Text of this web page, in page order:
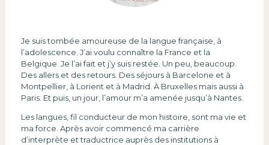
Je suis tombée amoureuse de la langue française, à
l’adolescence. J’ai voulu connaître la France et la
Belgique. Je l’ai fait et j’y suis restée. Un peu, beaucoup.
Des allers et des retours. Des séjours à Barcelone et à
Montpellier, à Lorient et à Madrid. À Bruxelles mais aussi à
Paris. Et puis, un jour, l’amour m’a amenée jusqu’à Nantes.
Les langues, fil conducteur de mon histoire, sont ma vie et
ma force. Après avoir commencé ma carrière
d’interprète et traductrice auprès des institutions à